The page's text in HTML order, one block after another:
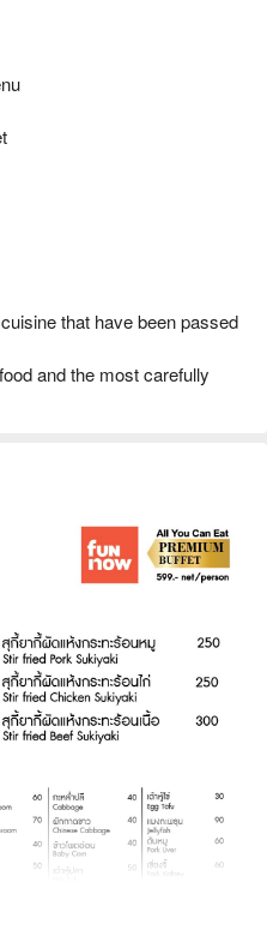
that have been passed
and the most carefully